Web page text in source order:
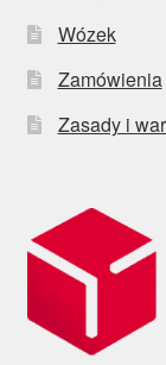
Wózek
Zamówienia
Zasady i